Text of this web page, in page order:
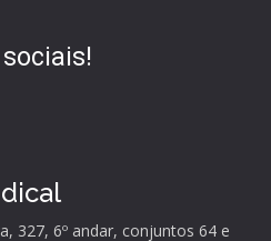
327, 6º andar, conjuntos 64 e